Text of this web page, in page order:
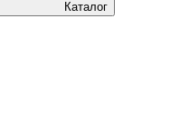
Каталог